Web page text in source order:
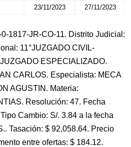
23/11/2023 27/11/2023
1817-JR-CO-11. Distrito Judicial:
11°JUZGADO CIVIL-
ESPECIALIZADO.
CARLOS. Especialista: MECA
AGUSTIN. Materia:
Resolución: 47. Fecha
Cambio: S/. 3.84 a la fecha
Tasación: $ 92,058.64. Precio
entre ofertas: $ 184.12.